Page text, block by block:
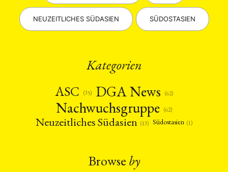
NEUZEITLICHES SÜDASIEN SÜDOSTASIEN
Kategorien
ASC
(35) DGA News (62)
Nachwuchsgruppe (62)
Neuzeitliches Südasien (13) Südostasien (1)
Browse by